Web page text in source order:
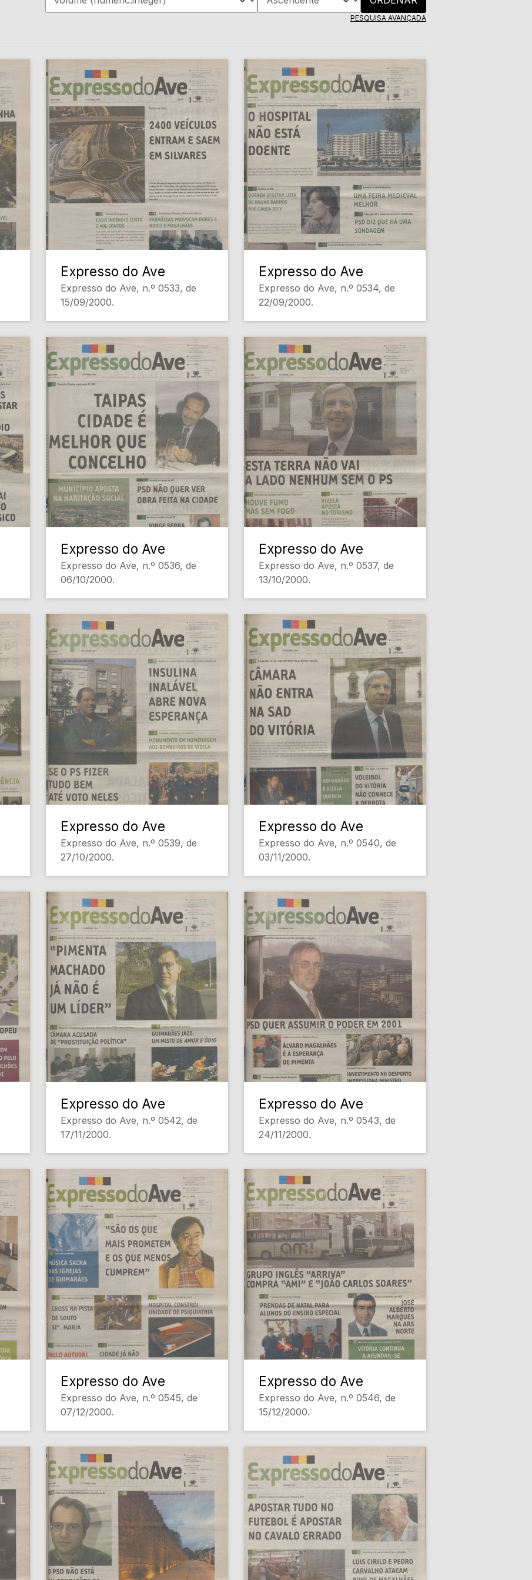
PESQUISA AVANÇADA
Expresso do Ave
Expresso do Ave, n.º 0533, de
15/09/2000.
Expresso do Ave
Expresso do Ave, n.º 0534, de
22/09/2000.
Expresso do Ave
Expresso do Ave, n.º 0536, de
06/10/2000.
Expresso do Ave
Expresso do Ave, n.º 0537, de
13/10/2000.
Expresso do Ave
Expresso do Ave, n.º 0539, de
27/10/2000.
Expresso do Ave
Expresso do Ave, n.º 0540, de
03/11/2000.
Expresso do Ave
Expresso do Ave, n.º 0542, de
17/11/2000.
Expresso do Ave
Expresso do Ave, n.º 0543, de
24/11/2000.
Expresso do Ave
Expresso do Ave, n.º 0545, de
07/12/2000.
Expresso do Ave
Expresso do Ave, n.º 0546, de
15/12/2000.